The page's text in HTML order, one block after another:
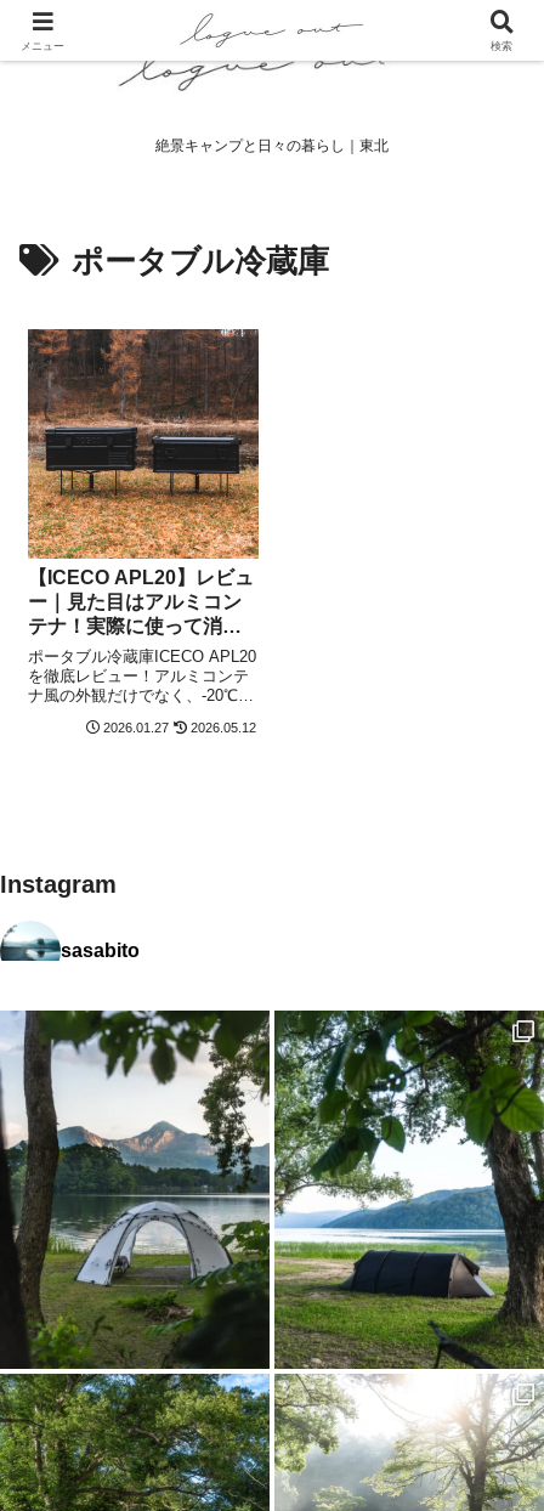
絶景キャンプと日々の暮らし｜東北
ポータブル冷蔵庫
【ICECO APL20】レビュ
ー｜見た目はアルミコン
テナ！実際に使って消費
電力とポタ電での稼働時
間を検証。『安さ』では
なく『信頼』を求めるべ
き理由。
ポータブル冷蔵庫ICECO APL20
を徹底レビュー！アルミコンテ
ナ風の外観だけでなく、-20℃ま
実測検証。実際の消費電力や静
2026.01.27 2026.05.12
Instagram
sasabito
メニュー 検索